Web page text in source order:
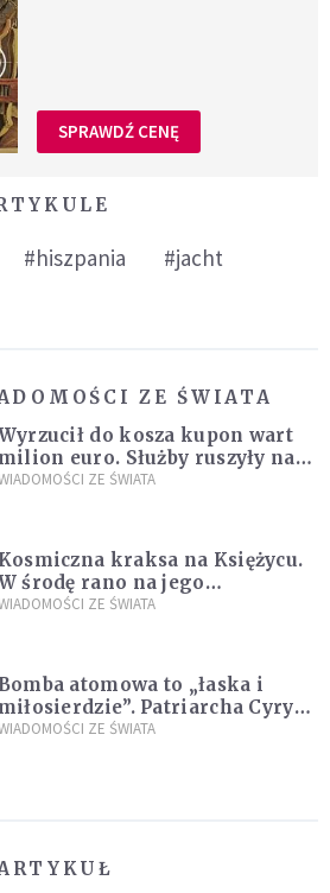
SPRAWDŹ CENĘ
#hiszpania
#jacht
ZE ŚWIATA
do kosza kupon wart
milion euro. Służby ruszyły na
ZE ŚWIATA
Kosmiczna kraksa na Księżycu.
środę rano na jego
dojdzie do
ZE ŚWIATA
Bomba atomowa to „łaska i
miłosierdzie”. Patriarcha Cyryl
Putina
ZE ŚWIATA